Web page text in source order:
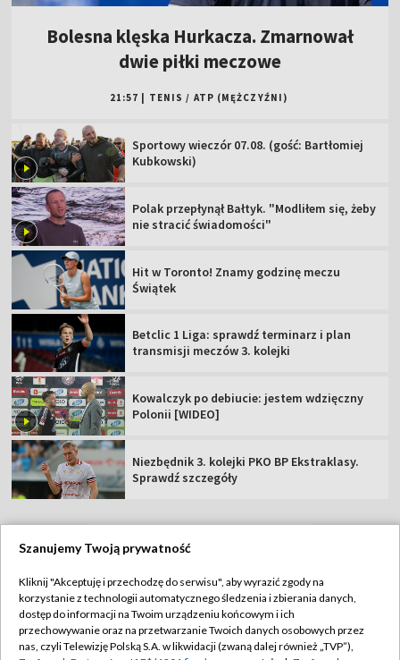
Bolesna klęska Hurkacza. Zmarnował
dwie piłki meczowe
21:57 TENIS / ATP (MĘŻCZYŹNI)
Sportowy wieczór 07.08. (gość: Bartłomiej
Kubkowski)
Polak przepłynął Bałtyk. "Modliłem się, żeby
nie stracić świadomości"
Hit w Toronto! Znamy godzinę meczu
Świątek
Betclic 1 Liga: sprawdź terminarz i plan
transmisji meczów 3. kolejki
Kowalczyk po debiucie: jestem wdzięczny
Polonii [WIDEO]
Niezbędnik 3. kolejki PKO BP Ekstraklasy.
Sprawdź szczegóły
Abonament TVP
Sklep TVP
Regulamin TVP
Polityka prywatności
Szanujemy Twoją prywatność
Kliknij "Akceptuję i przechodzę do serwisu", aby wyrazić zgody na
korzystanie z technologii automatycznego śledzenia i zbierania danych,
dostęp do informacji na Twoim urządzeniu końcowym i ich
przechowywanie oraz na przetwarzanie Twoich danych osobowych przez
nas, czyli Telewizję Polską S.A. w likwidacji (zwaną dalej również „TVP”),